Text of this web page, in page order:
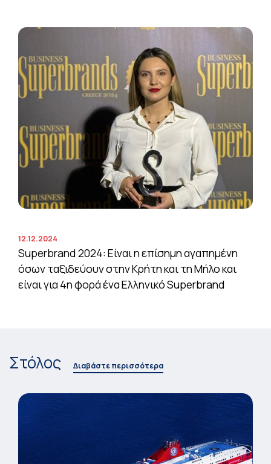
12.12.2024
Superbrand 2024: Είναι η επίσημη αγαπημένη
όσων ταξιδεύουν στην Κρήτη και τη Μήλο και
είναι για 4η φορά ένα Ελληνικό Superbrand
Στόλος Διαβάστε περισσότερα